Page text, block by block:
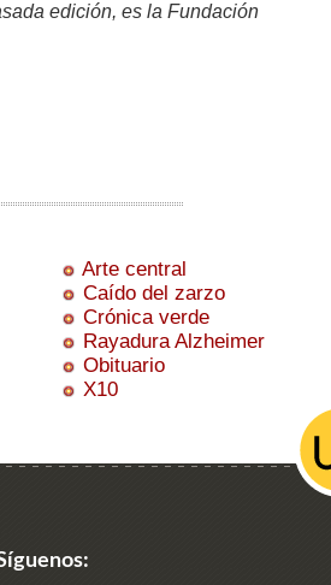
edición, es la Fundación
Arte central
Caído del zarzo
Crónica verde
Rayadura Alzheimer
Obituario
X10